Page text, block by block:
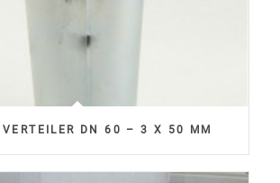
VERTEILER DN 60 – 3 X 50 MM